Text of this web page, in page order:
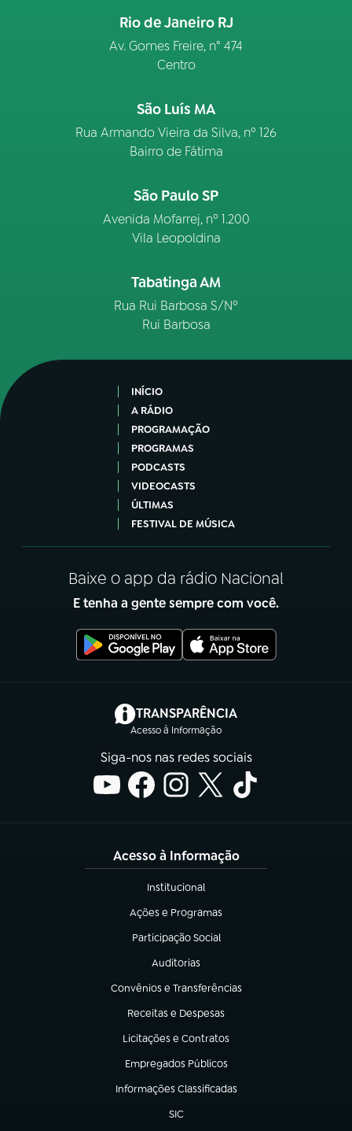
Rio de Janeiro RJ
Av. Gomes Freire, n° 474
Centro
São Luís MA
Rua Armando Vieira da Silva, nº 126
Bairro de Fátima
São Paulo SP
Avenida Mofarrej, nº 1.200
Vila Leopoldina
Tabatinga AM
Rua Rui Barbosa S/Nº
Rui Barbosa
INÍCIO
A RÁDIO
PROGRAMAÇÃO
PROGRAMAS
PODCASTS
VIDEOCASTS
ÚLTIMAS
FESTIVAL DE MÚSICA
Baixe o app da rádio Nacional
E tenha a gente sempre com você.
TRANSPARÊNCIA
Acesso à Informação
(abre em nova aba)
Siga-nos nas redes sociais
Acesso à Informação
Institucional
(abre em nova aba)
Ações e Programas
(abre em nova aba)
Participação Social
(abre em nova aba)
Auditorias
(abre em nova aba)
Convênios e Transferências
(abre em nova aba)
Receitas e Despesas
(abre em nova aba)
Licitações e Contratos
(abre em nova aba)
Empregados Públicos
(abre em nova aba)
Informações Classificadas
(abre em nova aba)
SIC
(abre em nova aba)